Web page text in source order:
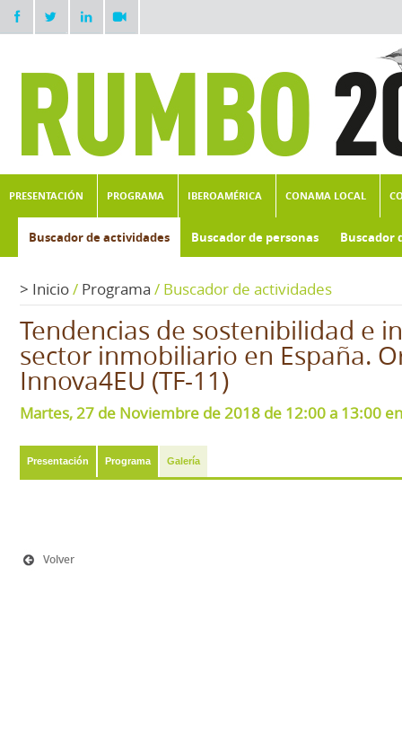
PRESENTACIÓN PROGRAMA IBEROAMÉRICA CONAMA LOCAL
Buscador de actividades Buscador de personas Buscador
> Inicio/ Programa / Buscador de actividades
Tendencias de sostenibilidad e
sector inmobiliario en España.
Innova4EU (TF-11)
Martes, 27 de Noviembre de 2018 de 12:00 a 13:00
Presentación Programa Galería
Volver